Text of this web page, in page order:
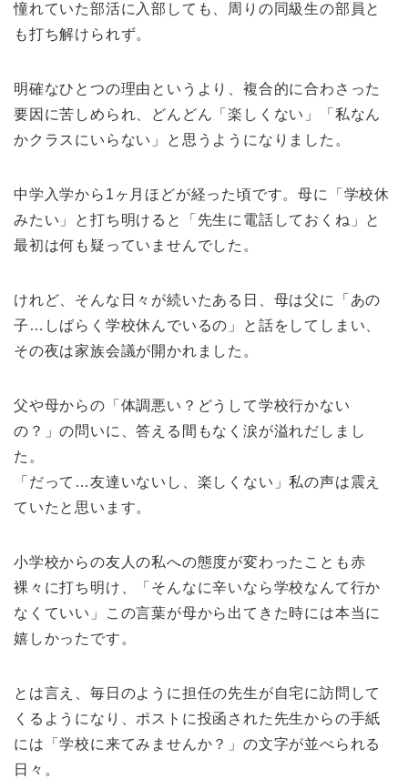
憧れていた部活に入部しても、周りの同級生の部員と
も打ち解けられず。
明確なひとつの理由というより、複合的に合わさった
要因に苦しめられ、どんどん「楽しくない」「私なん
かクラスにいらない」と思うようになりました。
中学入学から1ヶ月ほどが経った頃です。母に「学校休
みたい」と打ち明けると「先生に電話しておくね」と
最初は何も疑っていませんでした。
けれど、そんな日々が続いたある日、母は父に「あの
子…しばらく学校休んでいるの」と話をしてしまい、
その夜は家族会議が開かれました。
父や母からの「体調悪い？どうして学校行かない
の？」の問いに、答える間もなく涙が溢れだしまし
た。
「だって…友達いないし、楽しくない」私の声は震え
ていたと思います。
小学校からの友人の私への態度が変わったことも赤
裸々に打ち明け、「そんなに辛いなら学校なんて行か
なくていい」この言葉が母から出てきた時には本当に
嬉しかったです。
とは言え、毎日のように担任の先生が自宅に訪問して
くるようになり、ポストに投函された先生からの手紙
には「学校に来てみませんか？」の文字が並べられる
日々。